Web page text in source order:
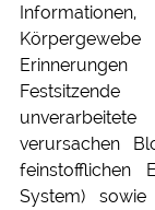
verursachen
feinstofflichen
System)